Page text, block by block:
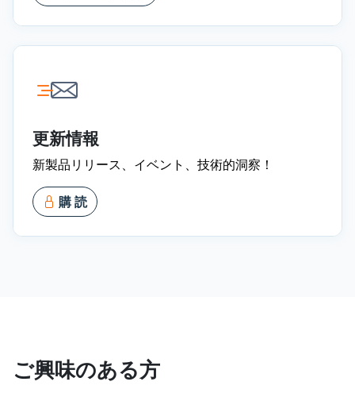
更新情報
新製品リリース、イベント、技術的洞察！
購 読
ご興味のある方